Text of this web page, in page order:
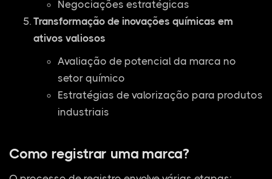
Negociações estratégicas
Transformação de inovações químicas em
ativos valiosos
Avaliação de potencial da marca no
setor químico
Estratégias de valorização para produtos
industriais
Como registrar uma marca?